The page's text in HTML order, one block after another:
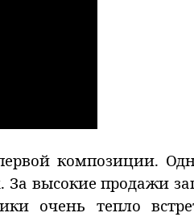
композиции.
высокие продажи
очень тепло